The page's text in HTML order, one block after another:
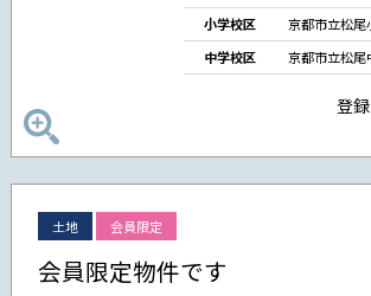
小学校区
京都市立松尾
中学校区
京都市立松尾
登
土地 会員限定
会員限定物件です